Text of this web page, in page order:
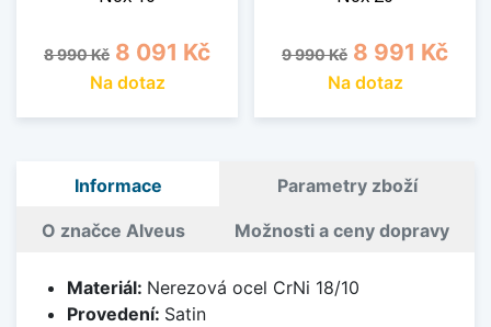
Běžná cena
8 990 Kč Cena
8 091 Kč
Na dotaz
Běžná cena
9 990 Kč Cena
8 991 Kč
Na dotaz
Informace Parametry zboží
O značce Alveus Možnosti a ceny dopravy
Materiál: Nerezová ocel CrNi 18/10
Provedení: Satin